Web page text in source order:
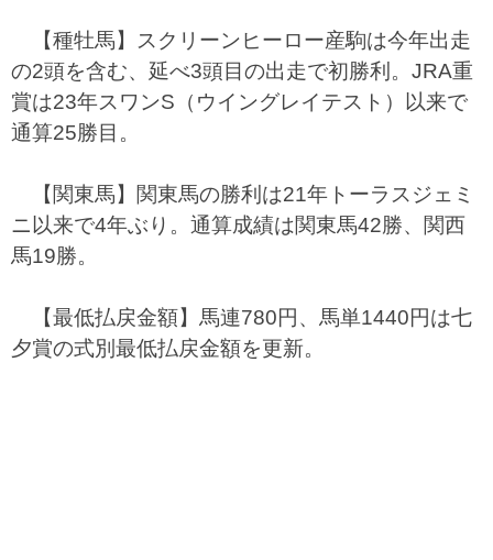
【種牡馬】スクリーンヒーロー産駒は今年出走
の2頭を含む、延べ3頭目の出走で初勝利。JRA重
賞は23年スワンS（ウイングレイテスト）以来で
通算25勝目。
【関東馬】関東馬の勝利は21年トーラスジェミ
ニ以来で4年ぶり。通算成績は関東馬42勝、関西
馬19勝。
【最低払戻金額】馬連780円、馬単1440円は七
夕賞の式別最低払戻金額を更新。